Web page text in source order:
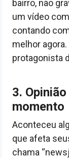
bairro, não
um vídeo
contando
melhor
protagonista
3.
momento
Aconteceu
que afeta
chama